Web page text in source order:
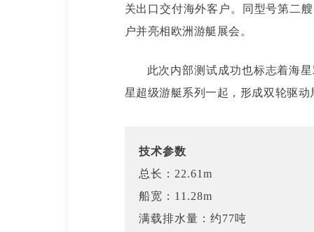
关出口交付海外客户。同型号第二
户并亮相欧洲游艇展会。
此次内部测试成功也标志着海
星超级游艇系列一起，形成双轮驱
技术参数
总长：22.61m
船宽：11.28m
满载排水量：约77吨